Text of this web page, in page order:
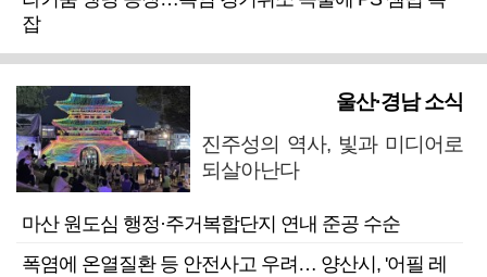
잡
울산·경남 소식
진주성의 역사, 빛과 미디어로
되살아난다
마산 원도심 행정·주거복합단지 연내 준공 수순
폭염에 온열질환 등 안전사고 우려… 양산시, '어필 레